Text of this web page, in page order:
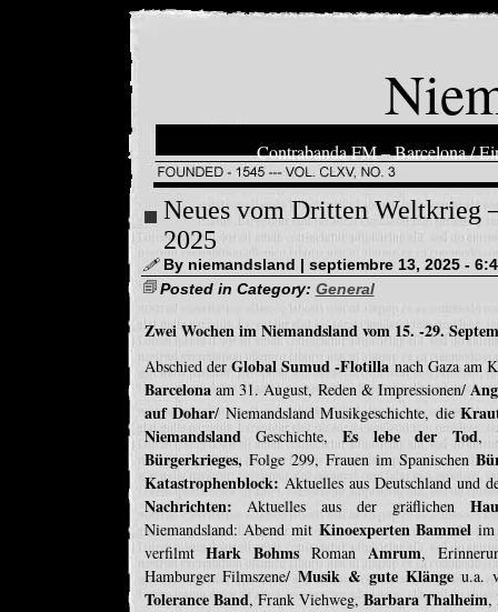
Contrabanda FM – Barcelona /
Neues vom Dritten Weltkrieg
2025
By niemandsland | septiembre 13, 2025 -
Posted in Category: General
Zwei Wochen im Niemandsland vom 15. -29.
Abschied derGlobal Sumud -Flotilla nach Gaza am
Barcelonaam 31. August, Reden & Impressionen/
auf Dohar/ Niemandsland Musikgeschichte, die
NiemandslandGeschichte,Es lebe der Tod,
Bürgerkrieges, Folge 299, Frauen im Spanischen
Katastrophenblock: Aktuelles aus Deutschland und
Nachrichten:Aktuelles aus der gräflichen
Niemandsland: Abend mit Kinoexperten Bammel im
verfilmtHark Bohms RomanAmrum,
Hamburger Filmszene/Musik & gute Klänge u.a.
Tolerance Band, Frank Viehweg, Barbara Thalheim,